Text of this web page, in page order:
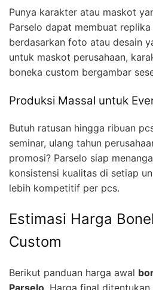
Punya karakter atau maskot
Parselo dapat membuat
berdasarkan foto atau desain
untuk maskot perusahaan,
boneka custom bergambar
Produksi Massal untuk
Butuh ratusan hingga ribuan
seminar, ulang tahun
promosi? Parselo siap
konsistensi kualitas di setiap
lebih kompetitif per pcs.
Estimasi Harga
Custom
Berikut panduan harga awal
Parselo . Harga final